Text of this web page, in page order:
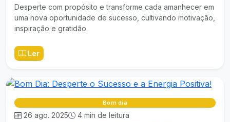
Desperte com propósito e transforme cada amanhecer em
uma nova oportunidade de sucesso, cultivando motivação,
inspiração e gratidão.
Ler
Bom dia
26 ago. 2025 4 min de leitura